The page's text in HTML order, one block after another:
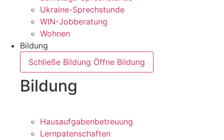
Ukraine-Sprechstunde
WIN-Jobberatung
Wohnen
Bildung
Schließe Bildung Öffne Bildung
Bildung
Hausaufgabenbetreuung
Lernpatenschaften